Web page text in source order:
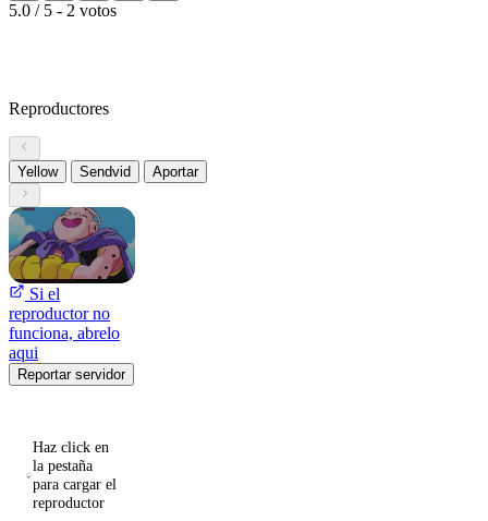
5.0 / 5 - 2 votos
Reproductores
Yellow Sendvid Aportar
Si el
reproductor no
funciona, abrelo
aqui
Reportar servidor
Haz click en
la pestaña
para cargar el
reproductor